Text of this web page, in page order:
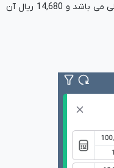
آن بابت خرید 1,000 برگه سهم 12,233 ریالی می باشد و 14,680 ریال آن